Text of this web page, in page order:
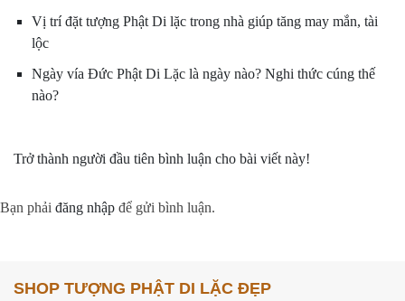
Vị trí đặt tượng Phật Di lặc trong nhà giúp tăng may mắn, tài
lộc
Ngày vía Đức Phật Di Lặc là ngày nào? Nghi thức cúng thế
nào?
Trở thành người đầu tiên bình luận cho bài viết này!
Bạn phải đăng nhập để gửi bình luận.
SHOP TƯỢNG PHẬT DI LẶC ĐẸP